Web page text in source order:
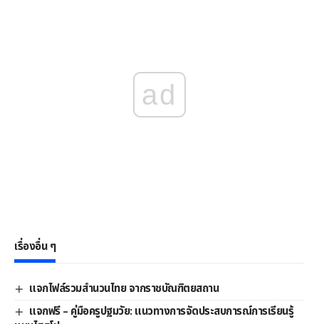
ad
เรื่องอื่น ๆ
แจกไฟล์รวมสำนวนไทย จากราชบัณฑิตยสถาน
แจกฟรี – คู่มือครูปฐมวัย: แนวทางการจัดประสบการณ์การเรียนรู้